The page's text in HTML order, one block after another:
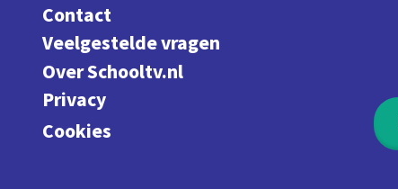
Contact
Veelgestelde vragen
Over Schooltv.nl
Privacy
Cookies